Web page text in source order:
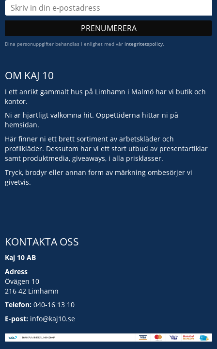
PRENUMERERA
Dina personuppgifter behandlas i enlighet med vår integritetspolicy.
OM KAJ 10
I ett anrikt gammalt hus på Limhamn i Malmö har vi butik och
kontor.
Ni är hjärtligt välkomna hit. Öppettiderna hittar ni på
hemsidan.
Här finner ni ett brett sortiment av arbetskläder och
profilkläder. Dessutom har vi ett stort utbud av presentartiklar
samt produktmedia, giveaways, i alla prisklasser.
Tryck, brodyr eller annan form av märkning ombesörjer vi
givetvis.
KONTAKTA OSS
Kaj 10 AB
Adress
Övägen 10
216 42 Limhamn
Telefon: 040-16 13 10
E-post: info@kaj10.se